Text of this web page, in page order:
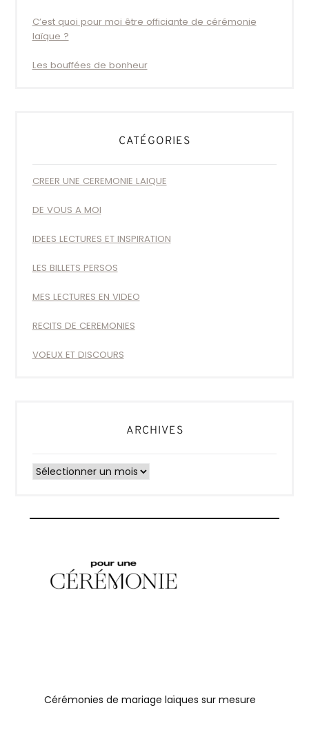
C’est quoi pour moi être officiante de cérémonie
laïque ?
Les bouffées de bonheur
CATÉGORIES
CREER UNE CEREMONIE LAIQUE
DE VOUS A MOI
IDEES LECTURES ET INSPIRATION
LES BILLETS PERSOS
MES LECTURES EN VIDEO
RECITS DE CEREMONIES
VOEUX ET DISCOURS
ARCHIVES
Archives
Cérémonies de mariage laïques sur mesure